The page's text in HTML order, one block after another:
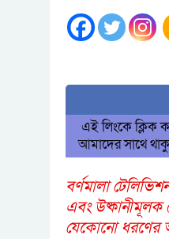
এই লিংকে ক্লিক
আমাদের সাথে
বর্ণমালা
এবং
যেকোনো ধরণের